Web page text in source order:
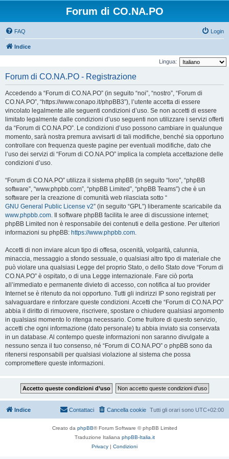
Forum di CO.NA.PO
FAQ Login
Indice
Lingua:
Forum di CO.NA.PO - Registrazione
Accedendo a “Forum di CO.NA.PO” (in seguito “noi”, “nostro”, “Forum di
CO.NA.PO”, “https://www.conapo.it/phpBB3”), l’utente accetta di essere
vincolato legalmente alle seguenti condizioni d’uso. Se non accetti di essere
limitato legalmente dalle condizioni d’uso seguenti non utilizzare i servizi offerti
da “Forum di CO.NA.PO”. Le condizioni d’uso possono cambiare in qualunque
momento, sarà nostra premura avvisarti di tali modifiche, benché sia opportuno
controllare con frequenza queste pagine per eventuali modifiche, dato che
l’uso dei servizi di “Forum di CO.NA.PO” implica la completa accettazione delle
condizioni d’uso.
“Forum di CO.NA.PO” utilizza il sistema phpBB (in seguito “loro”, “phpBB
software”, “www.phpbb.com”, “phpBB Limited”, “phpBB Teams”) che è un
software per la creazione di comunità web rilasciata sotto “
GNU General Public License v2” (in seguito “GPL”) liberamente scaricabile da
www.phpbb.com. Il software phpBB facilita le aree di discussione internet;
phpBB Limited non è responsabile dei contenuti e della gestione. Per ulteriori
informazioni su phpBB: https://www.phpbb.com.
Accetti di non inviare alcun tipo di offesa, oscenità, volgarità, calunnia,
minaccia, messaggio a sfondo sessuale, o qualsiasi altro tipo di materiale che
può violare una qualsiasi Legge del proprio Stato, o dello Stato dove “Forum di
CO.NA.PO” è ospitato, o di una Legge internazionale. Fare ciò porta
all’immediato e permanente divieto di accesso, con notifica al tuo provider
Internet se è ritenuto da noi opportuno. Tutti gli indirizzi IP sono registrati per
salvaguardare e rinforzare queste condizioni. Accetti che “Forum di CO.NA.PO”
abbia il diritto di rimuovere, riscrivere, spostare o chiudere qualsiasi argomento
in qualsiasi momento lo ritenga necessario. Come fruitore di questo servizio,
accetti che ogni informazione (dato personale) tu abbia inviato sia conservata
in un database. Al contempo queste informazioni non saranno divulgate a
nessuno senza il tuo consenso, né “Forum di CO.NA.PO” o phpBB sono da
ritenersi responsabili per qualsiasi violazione al sistema che possa
compromettere queste informazioni.
Indice Tutti gli orari sono UTC+02:00
Cancella cookie
Contattaci
Creato da phpBB® Forum Software © phpBB Limited
Traduzione Italiana phpBB-Italia.it
Privacy | Condizioni